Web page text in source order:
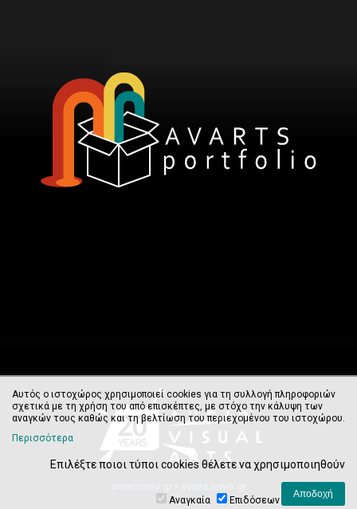
•
Αυτός ο ιστοχώρος χρησιμοποιεί cookies για τη συλλογή πληροφοριών
σχετικά με τη χρήση του από επισκέπτες, με στόχο την κάλυψη των
αναγκών τους καθώς και τη βελτίωση του περιεχομένου του ιστοχώρου.
Περισσότερα
Επιλέξτε ποιοι τύποι cookies θέλετε να χρησιμοποιηθούν
Αναγκαία Επιδόσεων